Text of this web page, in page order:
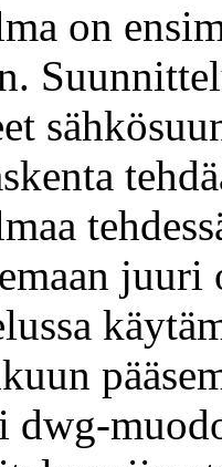
on
dwg-